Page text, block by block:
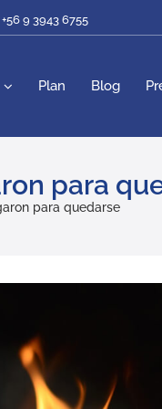
+56 9 3943 6755
Plan Blog
para
para quedarse